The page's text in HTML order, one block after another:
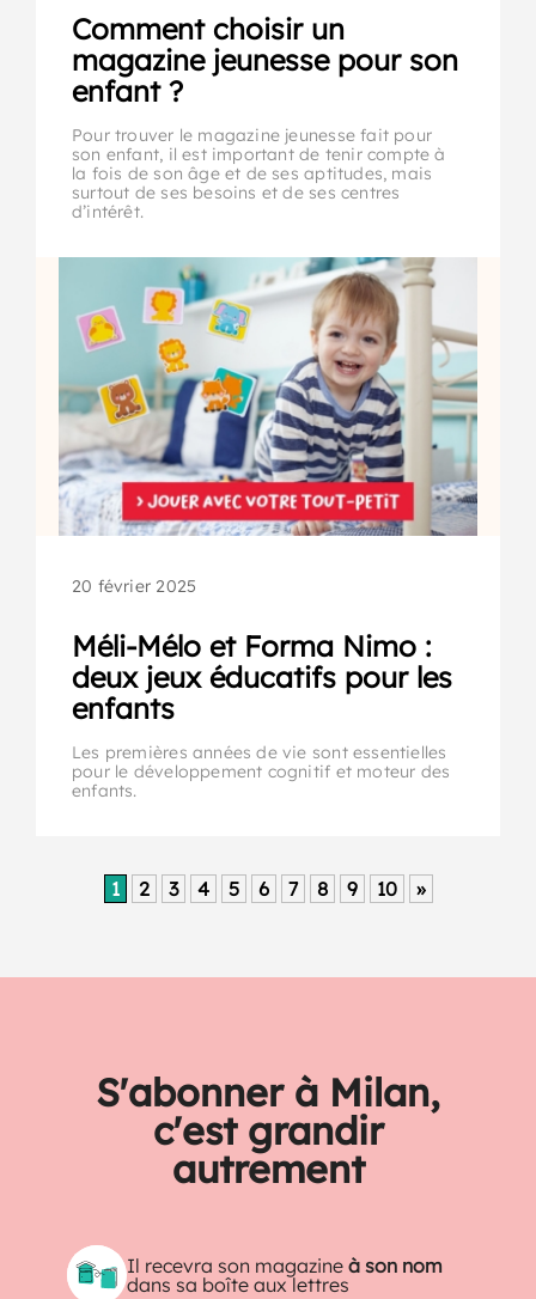
Comment choisir un
magazine jeunesse pour son
enfant ?
Pour trouver le magazine jeunesse fait pour
son enfant, il est important de tenir compte à
la fois de son âge et de ses aptitudes, mais
surtout de ses besoins et de ses centres
d’intérêt.
20 février 2025
Méli-Mélo et Forma Nimo :
deux jeux éducatifs pour les
enfants
Les premières années de vie sont essentielles
pour le développement cognitif et moteur des
enfants.
1 2 3 4 5 6 7 8 9 10 »
S'abonner à Milan,
c'est grandir
autrement
Il recevra son magazineà son nom
dans sa boîte aux lettres